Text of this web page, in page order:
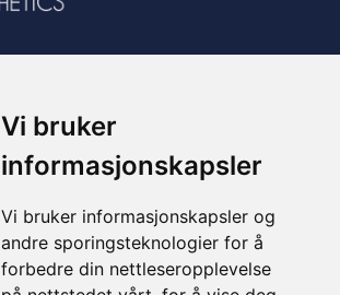
Vi bruker
informasjonskapsler
Vi bruker informasjonskapsler og
andre sporingsteknologier for å
forbedre din nettleseropplevelse